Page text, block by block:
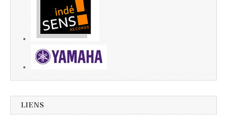
LIENS